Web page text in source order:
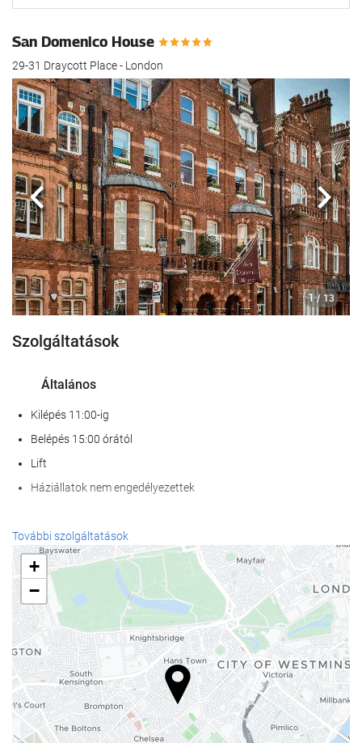
San Domenico House
29-31 Draycott Place - London
1 / 13
Előző
Szolgáltatások
Általános
Kilépés 11:00-ig
Belépés 15:00 órától
Lift
Háziállatok nem engedélyezettek
Recepció szolgáltatások
24 órás recepció
poggyászmegőrzés
Étel és ital
Bár
Internet
Ingyenes Wi-Fi
További szolgáltatások
+
−